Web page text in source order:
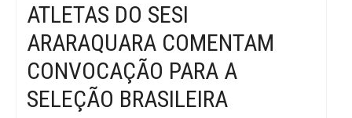
ATLETAS DO SESI
ARARAQUARA COMENTAM
CONVOCAÇÃO PARA A
SELEÇÃO BRASILEIRA